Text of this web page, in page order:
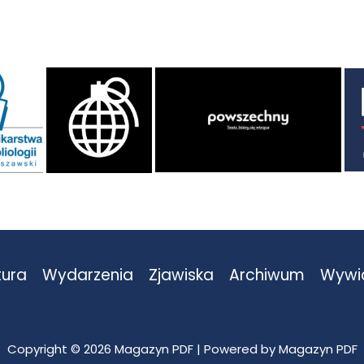
Wydarzenia Zjawiska Archiwum
Copyright © 2026 Magazyn PDF | Powered by Magazyn PDF